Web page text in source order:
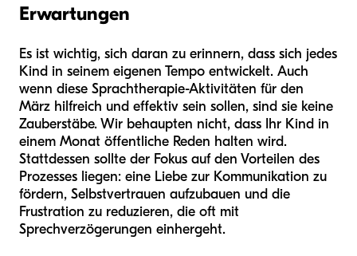
Erwartungen
Es ist wichtig, sich daran zu erinnern, dass sich jedes
Kind in seinem eigenen Tempo entwickelt. Auch
wenn diese Sprachtherapie-Aktivitäten für den
März hilfreich und effektiv sein sollen, sind sie keine
Zauberstäbe. Wir behaupten nicht, dass Ihr Kind in
einem Monat öffentliche Reden halten wird.
Stattdessen sollte der Fokus auf den Vorteilen des
Prozesses liegen: eine Liebe zur Kommunikation zu
fördern, Selbstvertrauen aufzubauen und die
Frustration zu reduzieren, die oft mit
Sprechverzögerungen einhergeht.